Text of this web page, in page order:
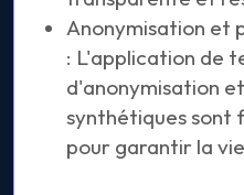
Anonymisation et
: L'application de
d'anonymisation
synthétiques sont
pour garantir la